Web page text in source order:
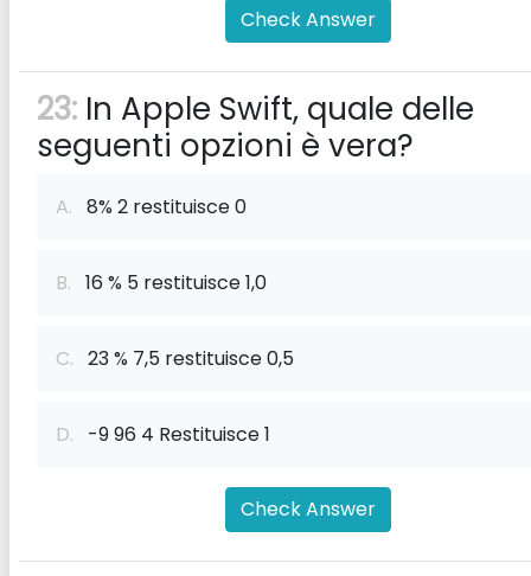
Check Answer
23: In Apple Swift, quale delle
seguenti opzioni è vera?
A. 8% 2 restituisce 0
B. 16 % 5 restituisce 1,0
C. 23 % 7,5 restituisce 0,5
D. -9 96 4 Restituisce 1
Check Answer